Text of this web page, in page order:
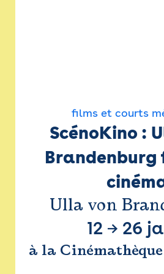
films et courts
ScénoKino :
Brandenburg
Ulla von
12 → 26
à la Cinémathèque